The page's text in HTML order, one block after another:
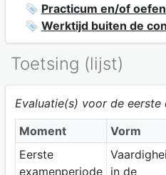
Practicum en/of
Werktijd buiten de
Toetsing (lijst)
Evaluatie(s) voor de eerste
Moment
Vorm
Eerste
examenperiode
in de